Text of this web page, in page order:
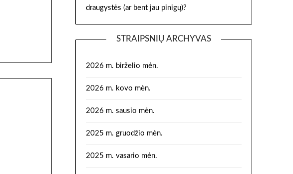
draugystės (ar bent jau pinigų)?
STRAIPSNIŲ ARCHYVAS
2026 m. birželio mėn.
2026 m. kovo mėn.
2026 m. sausio mėn.
2025 m. gruodžio mėn.
2025 m. vasario mėn.